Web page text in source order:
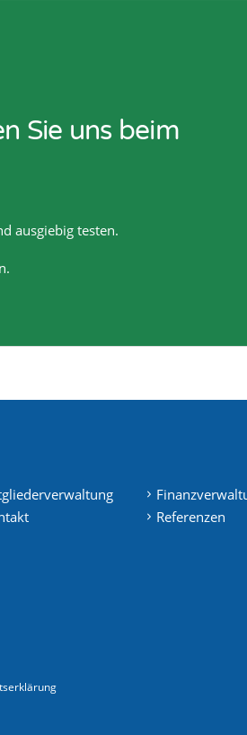
Sie uns beim
ausgiebig testen.
Referenzen